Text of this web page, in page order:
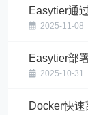
Easytier通
2025-11-08
Easytier部
2025-10-31
Docker快